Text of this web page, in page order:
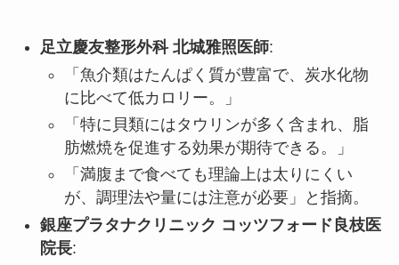
足立慶友整形外科 北城雅照医師:
「魚介類はたんぱく質が豊富で、炭水化物
に比べて低カロリー。」
「特に貝類にはタウリンが多く含まれ、脂
肪燃焼を促進する効果が期待できる。」
「満腹まで食べても理論上は太りにくい
が、調理法や量には注意が必要」と指摘。
銀座プラタナクリニック コッツフォード良枝医
院長: